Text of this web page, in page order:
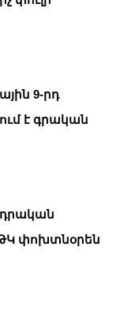
9-րդ
է գրական
դրական
փոխտնօրեն